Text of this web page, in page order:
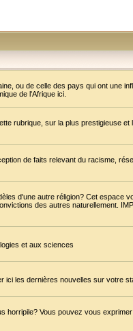
ou de celle des pays qui ont une
de l'Afrique ici.
rubrique, sur la plus prestigieuse et
de faits relevant du racisme,
d'une autre réligion? Cet espace
des autres naturellement.
et aux sciences
ici les dernières nouvelles sur votre
horripile? Vous pouvez vous